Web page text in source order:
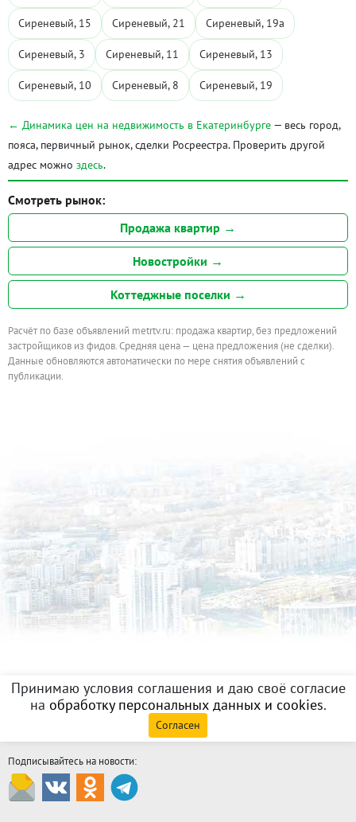
Сиреневый, 15 Сиреневый, 21 Сиреневый, 19а
Сиреневый, 3 Сиреневый, 11 Сиреневый, 13
Сиреневый, 10 Сиреневый, 8 Сиреневый, 19
← Динамика цен на недвижимость в Екатеринбурге — весь город,
пояса, первичный рынок, сделки Росреестра. Проверить другой
адрес можно здесь.
Смотреть рынок:
Продажа квартир →
Новостройки →
Коттеджные поселки →
Расчёт по базе объявлений metrtv.ru: продажа квартир, без предложений
застройщиков из фидов. Средняя цена — цена предложения (не сделки).
Данные обновляются автоматически по мере снятия объявлений с
публикации.
Принимаю условия соглашения и даю своё согласие
на обработку персональных данных и cookies.
Согласен
Подписывайтесь на новости: